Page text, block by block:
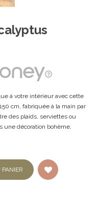
à votre intérieur avec cette
cm, fabriquée à la main par
des plaids, serviettes ou
une décoration bohème,